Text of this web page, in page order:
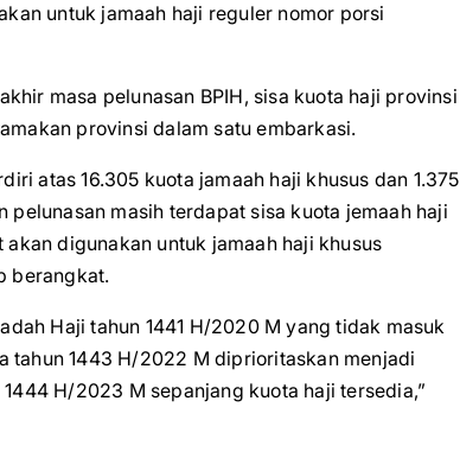
untuk jamaah haji reguler nomor porsi
masa pelunasan BPIH, sisa kuota haji provinsi
provinsi dalam satu embarkasi.
atas 16.305 kuota jamaah haji khusus dan 1.375
masih terdapat sisa kuota jemaah haji
digunakan untuk jamaah haji khusus
berangkat.
Haji tahun 1441 H/2020 M yang tidak masuk
tahun 1443 H/2022 M diprioritaskan menjadi
H/2023 M sepanjang kuota haji tersedia,”